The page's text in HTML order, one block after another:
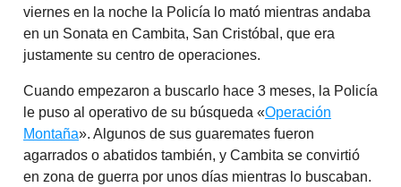
viernes en la noche la Policía lo mató mientras andaba
en un Sonata en Cambita, San Cristóbal, que era
justamente su centro de operaciones.
Cuando empezaron a buscarlo hace 3 meses, la Policía
le puso al operativo de su búsqueda «Operación
Montaña». Algunos de sus guaremates fueron
agarrados o abatidos también, y Cambita se convirtió
en zona de guerra por unos días mientras lo buscaban.